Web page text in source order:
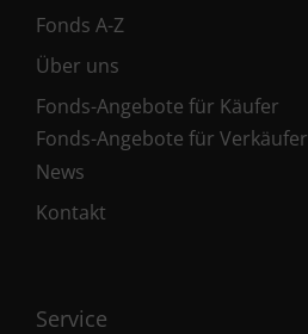
Fonds A-Z
Über uns
Fonds-Angebote für Käufer
Fonds-Angebote für Verkäufer
News
Kontakt
Service